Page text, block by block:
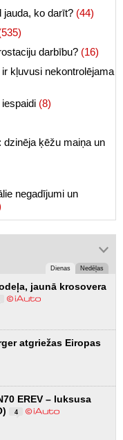
jauda, ko darīt? (44)
darbību? (16)
kļuvusi nekontrolējama
(8)
dzinēja ķēžu maiņa un
negadījumi un
Dienas Nedēļas
jaunā krosovera
atgriežas Eiropas
EREV – luksusa
4